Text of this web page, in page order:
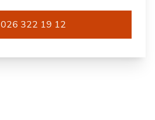
026 322 19 12